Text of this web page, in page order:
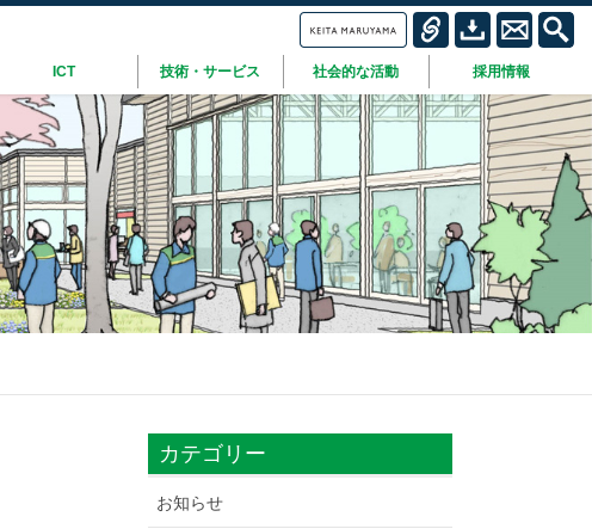
ICT 技術・サービス 社会的な活動 採用情報
カテゴリー
お知らせ